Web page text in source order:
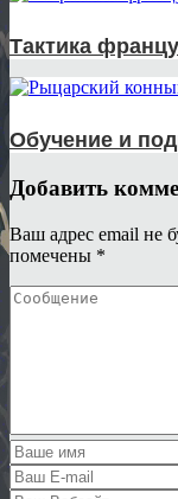
Тактика
Обучение и
Добавить
Ваш адрес email не
помечены *